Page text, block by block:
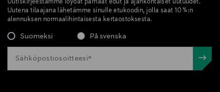
Uutiskirjeestämme löydät parhaat edut ja ajankohtaiset uutuudet.
Uutena tilaajana lähetämme sinulle etukoodin, jolla saat 10 %:n
alennuksen normaalihintaisesta kertaostoksesta.
Suomeksi På svenska